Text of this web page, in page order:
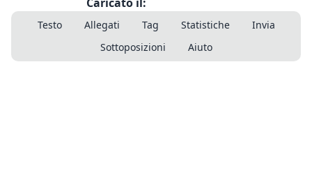
Testo Allegati Tag Statistiche
Invia
Sottoposizioni
Aiuto